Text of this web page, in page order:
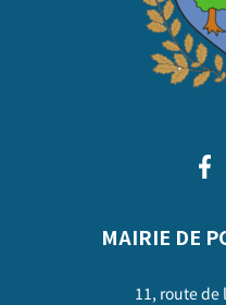
MAIRIE DE
11, route de